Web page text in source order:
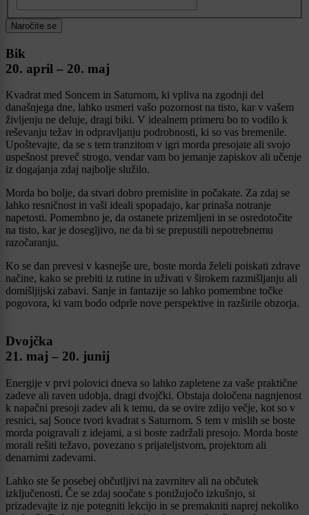
Naročite se
Bik
20. april – 20. maj
Kvadrat med Soncem in Saturnom, ki vpliva na zgodnji del
današnjega dne, lahko usmeri vašo pozornost na tisto, kar v vašem
življenju ne deluje, dragi biki. V idealnem primeru bo to vodilo k
reševanju težav in odpravljanju podrobnosti, ki so vas bremenile.
Upoštevajte, da se s tem tranzitom v igri morda presojate ali svojo
uspešnost preveč strogo, vendar vam bo jemanje zapiskov ali učenje
iz dogajanja zdaj najbolje služilo.
Morda bo bolje, da stvari dobro premislite in počakate. Za zdaj se
lahko resničnost in vaši ideali spopadajo, kar prinaša notranje
napetosti. Pomembno je, da ostanete prizemljeni in se osredotočite
na tisto, kar je dosegljivo, ne da bi se prepustili nepotrebnemu
razočaranju.
Ko se dan prevesi v kasnejše ure, boste morda želeli poiskati zdrave
načine, kako se prebiti iz rutine in uživati v širokem razmišljanju ali
domišljijski zabavi. Sanje in fantazije so lahko pomembne točke
pogovora, ki vam bodo odprle nove perspektive in razširile obzorja.
Dvojčka
21. maj – 20. junij
Energije v prvi polovici dneva so lahko zapletene za vaše praktične
zadeve ali raven udobja, dragi dvojčki. Obstaja določena nagnjenost
k napačni presoji zadev ali k temu, da se ovire zdijo večje, kot so v
resnici, saj Sonce tvori kvadrat s Saturnom. S tem v mislih se boste
morda poigravali z idejami, a si boste zadržali presojo. Morda boste
morali rešiti težavo, povezano s prijateljstvom, projektom ali
denarnimi zadevami.
Lahko ste še posebej občutljivi na zavrnitev ali na občutek
izključenosti. Če se zdaj soočate s ponižujočo izkušnjo, si
prizadevajte iz nje potegniti lekcijo in se premakniti naprej nekoliko